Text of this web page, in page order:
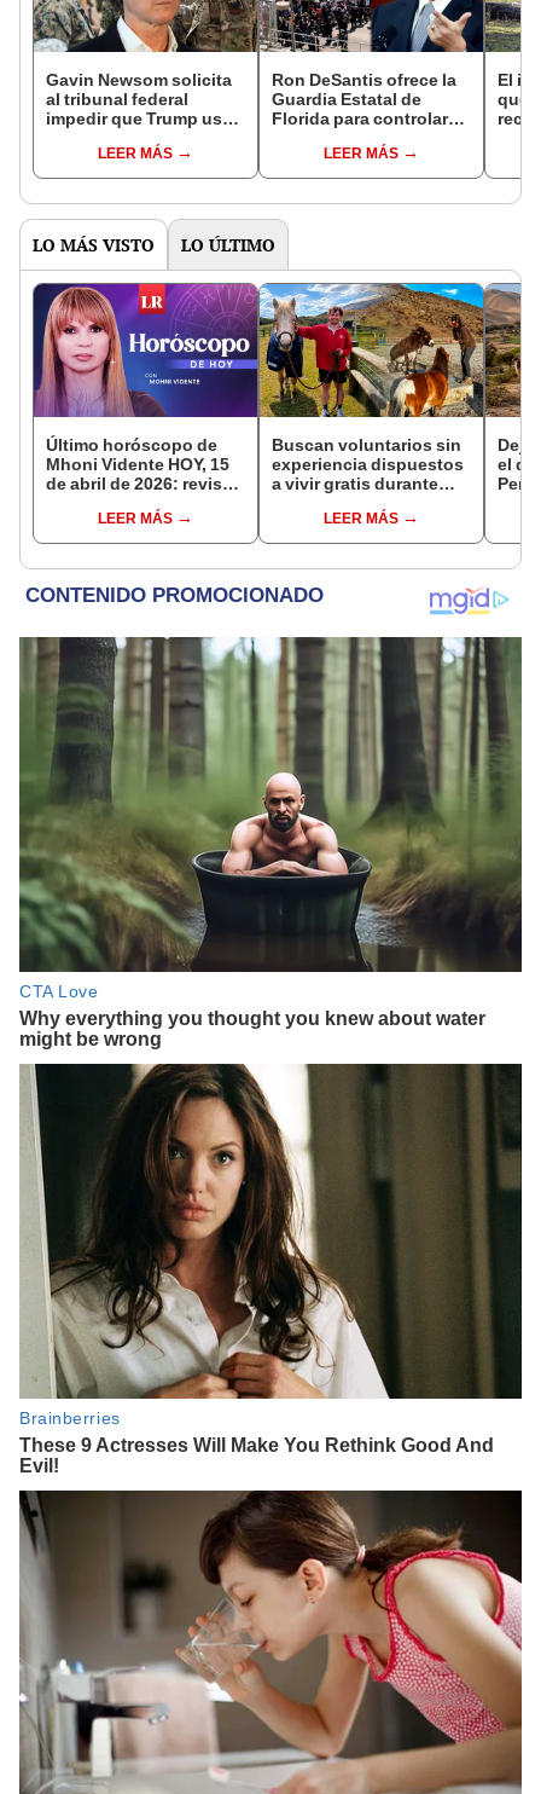
Gavin Newsom solicita
al tribunal federal
impedir que Trump use
Marines en las redadas
de inmigración en
LEER MÁS
Ron DeSantis ofrece la
Guardia Estatal de
Florida para controlar
ley de inmigración en
California
LEER MÁS
El
que
asno
LO MÁS VISTO LO ÚLTIMO
Último horóscopo de
Mhoni Vidente HOY, 15
de abril de 2026: revisa
signo y entérate si te
espera un día
LEER MÁS
Buscan voluntarios sin
experiencia dispuestos
a vivir gratis durante
cuidar caballos, burros
y otros animales
LEER MÁS
Dejó
el